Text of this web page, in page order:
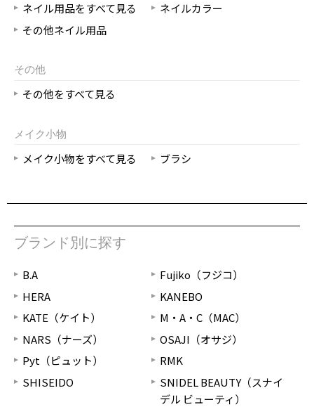
ネイル用品をすべて見る
ネイルカラー
その他ネイル用品
その他
その他をすべて見る
メイク小物
メイク小物をすべて見る ブラシ
ブランド別に探す
B.A
Fujiko（フジコ）
HERA
KANEBO
KATE（ケイト）
M・A・C（MAC）
NARS（ナーズ）
OSAJI（オサジ）
Pyt（ピュット）
RMK
SHISEIDO
SNIDEL BEAUTY（スナイ
デル ビューティ）